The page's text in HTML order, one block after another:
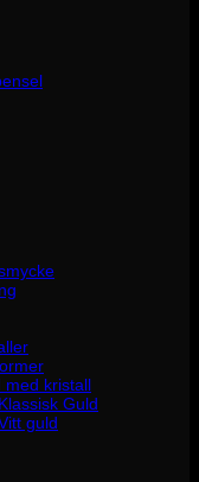
med kristall
Guld
guld